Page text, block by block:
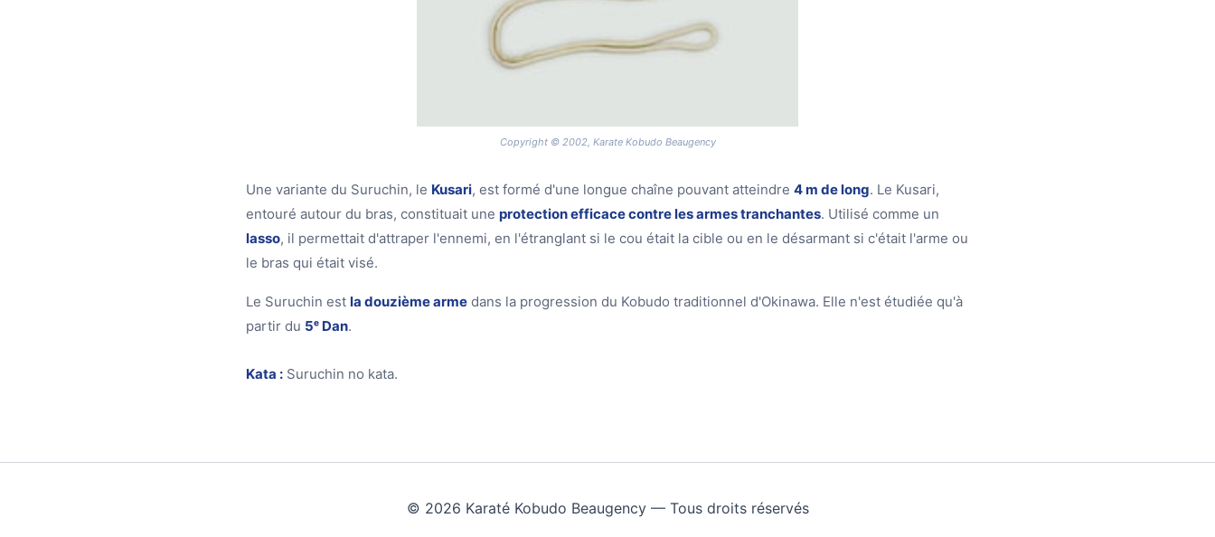
Copyright © 2002, Karate Kobudo Beaugency
Une variante du Suruchin, le Kusari, est formé d'une longue chaîne pouvant atteindre 4 m de long. Le Kusari,
entouré autour du bras, constituait une protection efficace contre les armes tranchantes. Utilisé comme un
lasso, il permettait d'attraper l'ennemi, en l'étranglant si le cou était la cible ou en le désarmant si c'était l'arme ou
le bras qui était visé.
Le Suruchin est la douzième arme dans la progression du Kobudo traditionnel d'Okinawa. Elle n'est étudiée qu'à
partir du 5ᵉ Dan.
Kata : Suruchin no kata.
© 2026 Karaté Kobudo Beaugency — Tous droits réservés